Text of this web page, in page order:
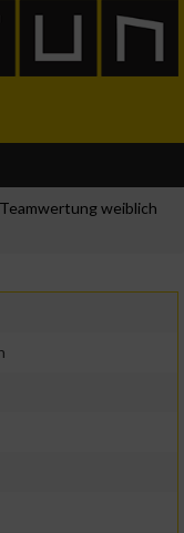
Teamwertung weiblich